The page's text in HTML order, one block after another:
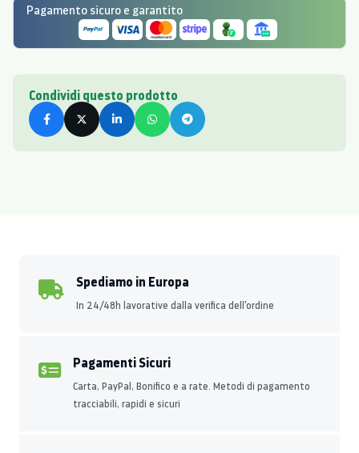
Pagamento sicuro e garantito
Condividi questo prodotto
Spediamo in Europa
In 24/48h lavorative dalla verifica dell'ordine
Pagamenti Sicuri
Carta, PayPal, Bonifico e a rate. Metodi di pagamento
tracciabili, rapidi e sicuri